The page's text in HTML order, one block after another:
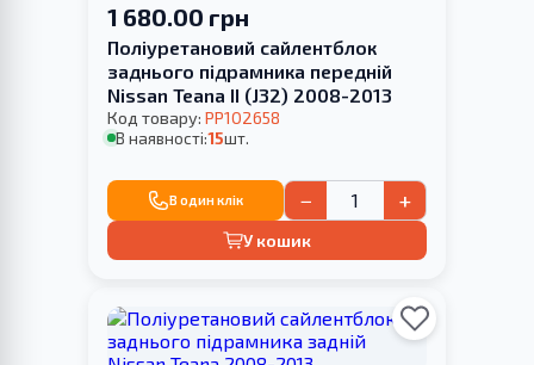
1 680.00 грн
Поліуретановий cайлентблок
заднього підрамника передній
Nissan Teana II (J32) 2008-2013
Код товару: PP102658
В наявності:15шт.
В один клік − +
У кошик